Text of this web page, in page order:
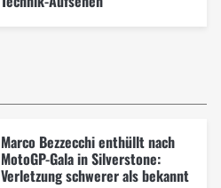
Marco Bezzecchi enthüllt nach
MotoGP-Gala in Silverstone:
Verletzung schwerer als bekannt